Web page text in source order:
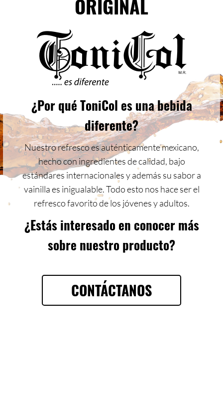
ORIGINAL
¿Por qué ToniCol es una bebida
diferente?
Nuestro refresco es auténticamente mexicano,
hecho con ingredientes de calidad, bajo
estándares internacionales y además su sabor a
vainilla es inigualable. Todo esto nos hace ser el
refresco favorito de los jóvenes y adultos.
¿Estás interesado en conocer más
sobre nuestro producto?
CONTÁCTANOS